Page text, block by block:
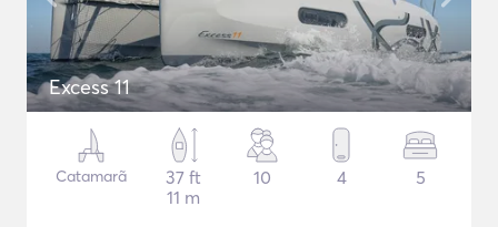
Excess 11
Catamarã
37 ft
11 m
10 4 5